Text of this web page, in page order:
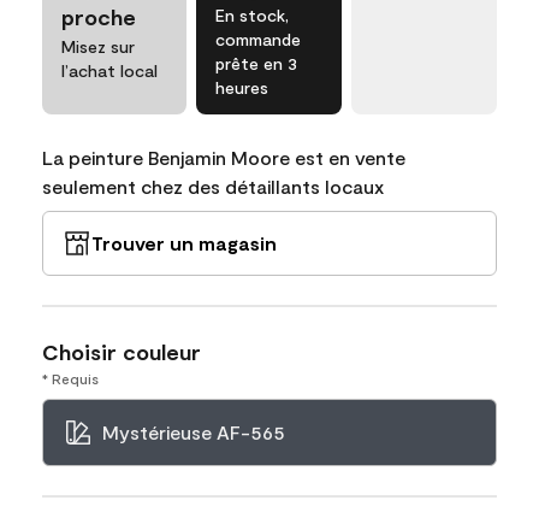
proche
Misez sur
l’achat local
En stock,
commande
prête en 3
heures
La peinture Benjamin Moore est en vente
seulement chez des détaillants locaux
Trouver un magasin
Choisir couleur
* Requis
Mystérieuse AF-565